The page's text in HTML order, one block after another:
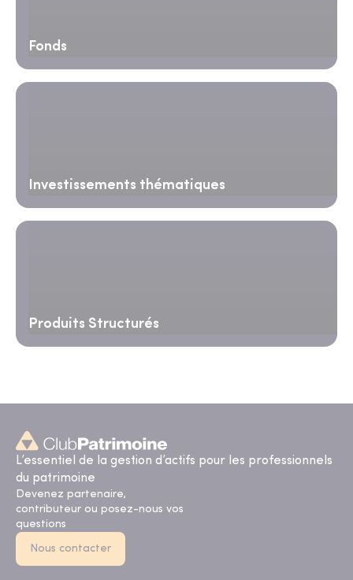
Fonds
Investissements thématiques
Produits Structurés
L’essentiel de la gestion d’actifs pour les professionnels
du patrimoine
Devenez partenaire,
contributeur ou posez-nous vos
questions
Nous contacter